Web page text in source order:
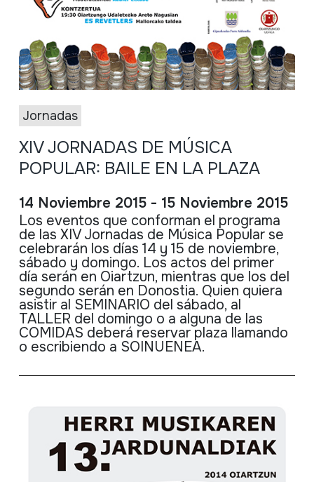
Jornadas
XIV JORNADAS DE MÚSICA
POPULAR: BAILE EN LA PLAZA
14 Noviembre 2015 - 15 Noviembre 2015
Los eventos que conforman el programa
de las XIVJornadas de Música Popular se
celebrarán los días 14 y 15 de noviembre,
sábado y domingo. Los actos del primer
día serán en Oiartzun, mientras que los del
segundo serán en Donostia. Quien quiera
asistiral SEMINARIO del sábado, al
TALLER del domingo o a alguna de las
COMIDAS deberá reservarplaza llamando
o escribiendo a SOINUENEA.